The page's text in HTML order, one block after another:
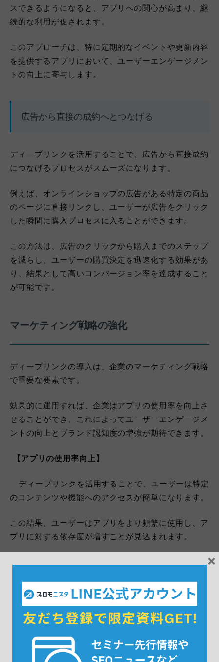
スできるようになると、アプリへの関心が高まり、継
続的な利用が促されます。
このアプローチは、特に定期的なイベントや更新内容
を提供するアプリにおいて、ユーザーエンゲージメン
トの向上に寄与します。
広告から直接の成約へとつなげる
ディープリンクを活用することで、広告から直接成約
につなげるプロセスがスムーズになります。
例えば、オンラインショップの広告がある特定の商品
のページに直接リンクし、ユーザーが広告をクリック
した瞬間に購入プロセスに入ることができます。
この方法は、広告のクリックから購入までのステップ
を減らし、ユーザーの購買決定を迅速化する効果があ
り、結果として高いコンバージョン率を達成すること
が可能です。
マーケティング戦略の強化
ディープリンクの導入は、企業のマーケティング戦略
で重要な要素です。
効果的に運用すれば、企業はアプリの使用率を向上さ
せることができ、これによってユーザーエンゲージメ
ントの向上とブランド認知度の増強が期待できます。
【 アプリの使用率向上】
ディープリンクを活用することで、ユーザーは特定
のコンテンツや機能へのアクセスが簡単になります。
この結果、ユーザーはアプリをより頻繁に使用し、ア
プリに対する依存度が増すことが見込まれます。
ディープリンクを通じて、ユーザーはアプリ内で必
要とする関連コンテンツへ迅速かつ容易に移動するこ
とができます。
これにより、ユーザーのエンゲージメントを刺激し、
アプリ内での滞在時間を延ばします。
×